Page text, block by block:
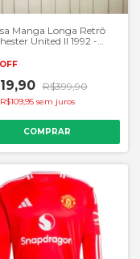
Manga Longa Retrô
United II 1992 -
OFF
R$399,90
R$109,95 sem juros
COMPRAR